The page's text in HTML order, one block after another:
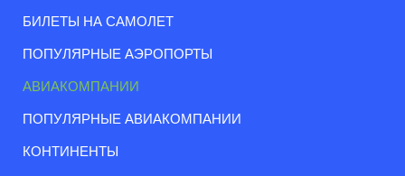
БИЛЕТЫ НА САМОЛЕТ
ПОПУЛЯРНЫЕ АЭРОПОРТЫ
АВИАКОМПАНИИ
ПОПУЛЯРНЫЕ АВИАКОМПАНИИ
КОНТИНЕНТЫ